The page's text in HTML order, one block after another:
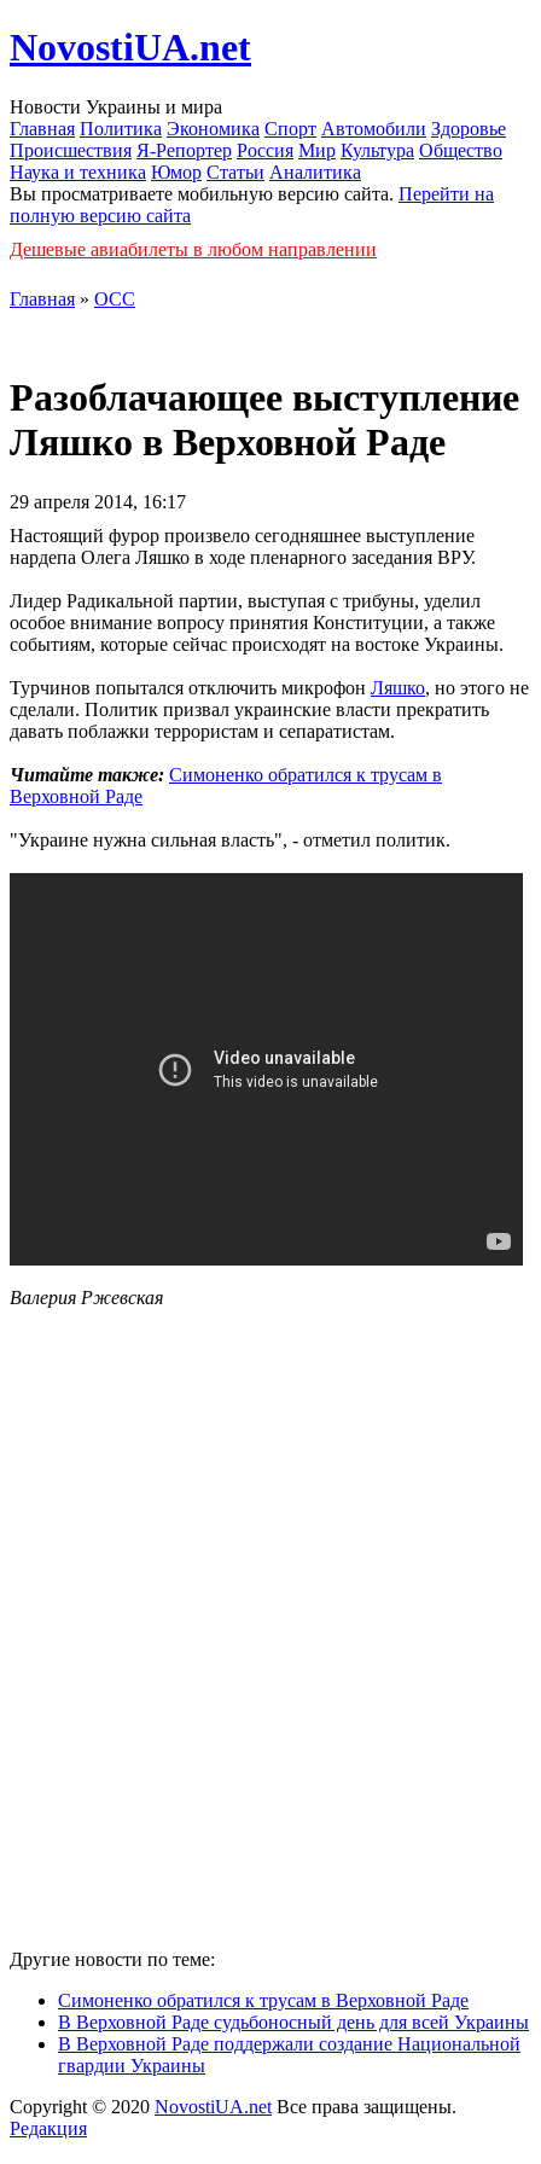
NovostiUA.net
Новости Украины и мира
Главная Политика Экономика Спорт Автомобили Здоровье
Происшествия Я-Репортер Россия Мир Культура Общество
Наука и техника Юмор Статьи Аналитика
Вы просматриваете мобильную версию сайта. Перейти на
полную версию сайта
Дешевые авиабилеты в любом направлении
Главная » ОСС
Разоблачающее выступление
Ляшко в Верховной Раде
29 апреля 2014, 16:17
Настоящий фурор произвело сегодняшнее выступление
нардепа Олега Ляшко в ходе пленарного заседания ВРУ.
Лидер Радикальной партии, выступая с трибуны, уделил
особое внимание вопросу принятия Конституции, а также
событиям, которые сейчас происходят на востоке Украины.
Турчинов попытался отключить микрофон Ляшко, но этого не
сделали. Политик призвал украинские власти прекратить
давать поблажки террористам и сепаратистам.
Читайте также: Симоненко обратился к трусам в
Верховной Раде
"Украине нужна сильная власть", - отметил политик.
Валерия Ржевская
Другие новости по теме:
Симоненко обратился к трусам в Верховной Раде
В Верховной Раде судьбоносный день для всей Украины
В Верховной Раде поддержали создание Национальной
гвардии Украины
Copyright © 2020 NovostiUA.net Все права защищены.
Редакция